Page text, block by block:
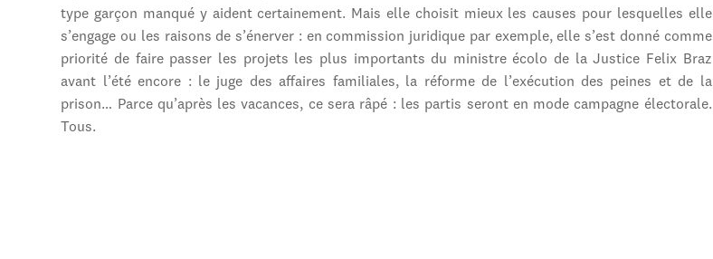
type garçon manqué y aident certainement. Mais elle choisit mieux les causes pour lesquelles elle
s’engage ou les raisons de s’énerver : en commission juridique par exemple, elle s’est donné comme
priorité de faire passer les projets les plus importants du ministre écolo de la Justice Felix Braz
avant l’été encore : le juge des affaires familiales, la réforme de l’exécution des peines et de la
prison… Parce qu’après les vacances, ce sera râpé : les partis seront en mode campagne électorale.
Tous.